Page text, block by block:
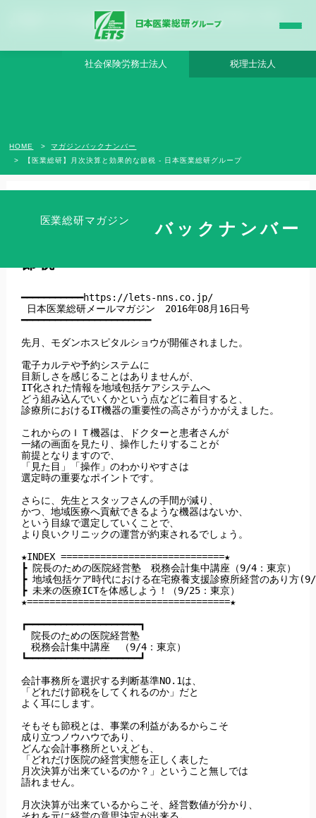
【医業総研】月次決算と効果的な節税 - 日本医業総研グループ |日本医業総研｜医院開
業・承継・クリニック経営支援・医療モール開発
社会保険労務士法人 税理士法人
医業総研マガジン バックナンバー
HOME
マガジンバックナンバー
【医業総研】月次決算と効果的な節税 - 日本医業総研グループ
【医業総研】月次決算と効果的な
━━━━━━━━━━━https://lets-nns.co.jp/
日本医業総研メールマガジン　2016年08月16日号
━━━━━━━━━━━━━━━━━━━━━━━
先月、モダンホスピタルショウが開催されました。
電子カルテや予約システムに
目新しさを感じることはありませんが、
IT化された情報を地域包括ケアシステムへ
どう組み込んでいくかという点などに着目すると、
診療所におけるIT機器の重要性の高さがうかがえました。
これからのＩＴ機器は、ドクターと患者さんが
一緒の画面を見たり、操作したりすることが
前提となりますので、
「見た目」「操作」のわかりやすさは
選定時の重要なポイントです。
さらに、先生とスタッフさんの手間が減り、
かつ、地域医療へ貢献できるような機器はないか、
という目線で選定していくことで、
より良いクリニックの運営が約束されるでしょう。
★INDEX =============================★
┣ 院長のための医院経営塾　税務会計集中講座（9/4：東京）
┣ 地域包括ケア時代における在宅療養支援診療所経営のあり方
┣ 未来の医療ICTを体感しよう！（9/25：東京）
★====================================★
┏━━━━━━━━━━━━━━━━━━━━┓
院長のための医院経営塾
税務会計集中講座　（9/4：東京）
┗━━━━━━━━━━━━━━━━━━━━┛
会計事務所を選択する判断基準NO.1は、
「どれだけ節税をしてくれるのか」だと
よく耳にします。
そもそも節税とは、事業の利益があるからこそ
成り立つノウハウであり、
どんな会計事務所といえども、
「どれだけ医院の経営実態を正しく表した
月次決算が出来ているのか？」ということ無しでは
語れません。
月次決算が出来ているからこそ、経営数値が分かり、